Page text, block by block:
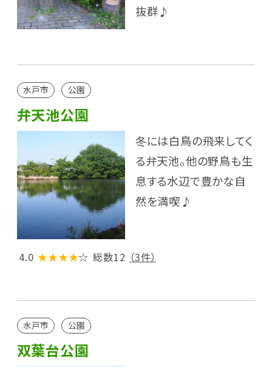
抜群♪
水戸市 公園
弁天池公園
冬には白鳥の飛来してく
る弁天池。他の野鳥も生
息する水辺で豊かな自
然を満喫♪
4.0 ★★★★☆ 総数12 （3件）
水戸市 公園
双葉台公園